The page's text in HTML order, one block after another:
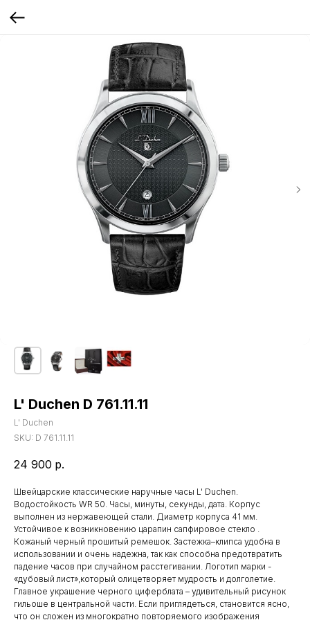
L' Duchen D 761.11.11
L' Duchen
SKU: D 761.11.11
24 900 р.
Швейцарские классические наручные часы L' Duchen.
Водостойкость WR 50. Часы, минуты, секунды, дата. Корпус
выполнен из нержавеющей стали. Диаметр корпуса 41 мм.
Устойчивое к возникновению царапин сапфировое стекло .
Кожаный черный прошитый ремешок. Застежка–клипса удобна в
использовании и очень надежна, так как способна предотвратить
падение часов при случайном расстегивании. Логотип марки -
«дубовый лист»,который олицетворяет мудрость и долголетие.
Главное украшение черного циферблата – удивительный рисунок
гильоше в центральной части. Если приглядеться, становится ясно,
что он сложен из многократно повторяемого изображения